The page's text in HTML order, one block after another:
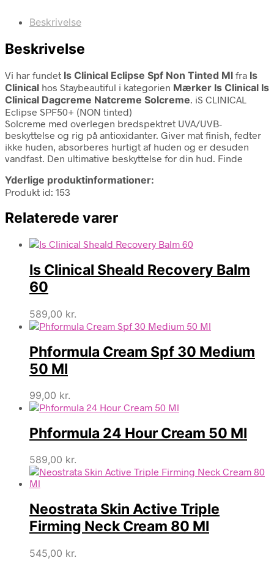
Beskrivelse
Beskrivelse
Vi har fundet Is Clinical Eclipse Spf Non Tinted Ml fra Is
Clinical hos Staybeautiful i kategorien Mærker Is Clinical Is
Clinical Dagcreme Natcreme Solcreme. iS CLINICAL
Eclipse SPF50+ (NON tinted)
Solcreme med overlegen bredspektret UVA/UVB-
beskyttelse og rig på antioxidanter. Giver mat finish, fedter
ikke huden, absorberes hurtigt af huden og er desuden
vandfast. Den ultimative beskyttelse for din hud. Finde
Yderlige produktinformationer:
Produkt id: 153
Relaterede varer
Is Clinical Sheald Recovery Balm
60
589,00 kr.
Phformula Cream Spf 30 Medium
50 Ml
99,00 kr.
Phformula 24 Hour Cream 50 Ml
589,00 kr.
Neostrata Skin Active Triple
Firming Neck Cream 80 Ml
545,00 kr.